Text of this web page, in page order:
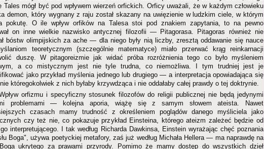
Tales mógł być pod wpływem wierzeń orfickich. Orficy uważali, że w każdym człowieku
demon, który wygnany z raju został skazany na uwięzienie w ludzkim ciele, w którym
pokutę. O ile wpływ orfików na Talesa stoi pod znakiem zapytania, to na pewno
on inne wielkie nazwisko antycznej filozofii — Pitagorasa. Pitagoras również nie
bóstw olimpijskich za ache — dla niego były nią liczby, zresztą oddawanie się nauce
teoretycznym (szczególnie matematyce) miało przerwać krąg reinkarnacji
duszę. W pitagoreizmie jak widać próba rozróżnienia tego co było myśleniem
a co mistycznym jest nie tyle trudna, co niemożliwa. I tym trudniej jest je
jako przykład myślenia jednego lub drugiego — a interpretacja opowiadająca się
któregokolwiek z nich byłaby krzywdząca i nie oddałaby całej prawdy o tej doktrynie.
orfizmu i specyficzny stosunek filozofów do religii publicznej nie będą jedynymi
problemami — kolejna aporia, wiążę się z samym słowem ateista. Nawet
czasach mamy trudność z określeniem poglądów danego myśliciela jako
czy też nie, co pokazuje przykład Einsteina, którego ateizm zależeć będzie od
interpretującego. I tak według Richarda Dawkinsa, Einstein wyrażając chęć poznania
Boga", używa poetyckiej metafory, zaś już według Michała Hellera — ma naprawdę na
ukrytego za prawami przyrody. Pomimo że mamy dostęp do wszystkich dzieł